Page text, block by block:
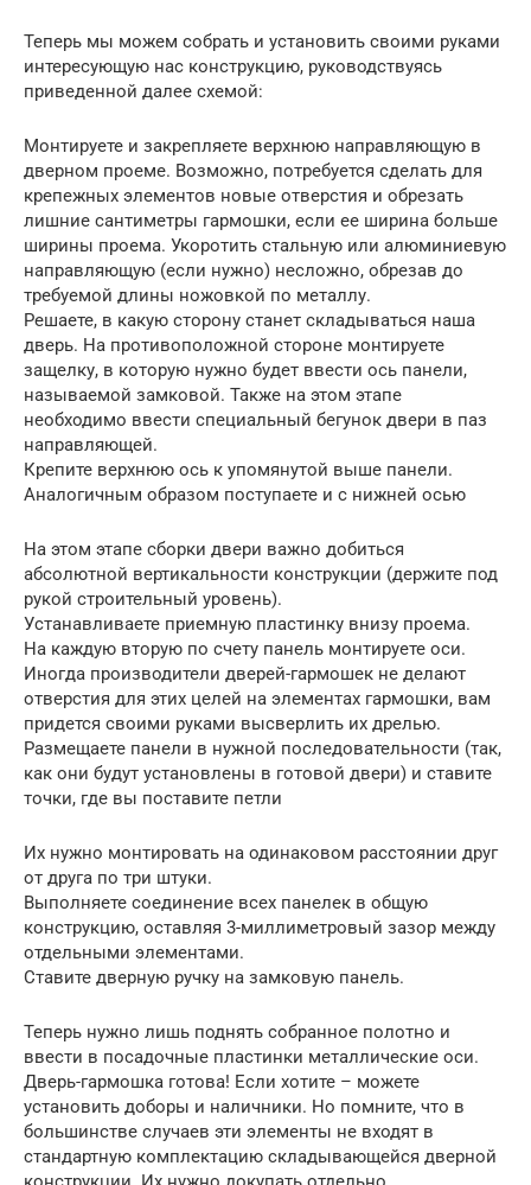
Теперь мы можем собрать и установить своими руками
интересующую нас конструкцию, руководствуясь
приведенной далее схемой:
Монтируете и закрепляете верхнюю направляющую в
дверном проеме. Возможно, потребуется сделать для
крепежных элементов новые отверстия и обрезать
лишние сантиметры гармошки, если ее ширина больше
ширины проема. Укоротить стальную или алюминиевую
направляющую (если нужно) несложно, обрезав до
требуемой длины ножовкой по металлу.
Решаете, в какую сторону станет складываться наша
дверь. На противоположной стороне монтируете
защелку, в которую нужно будет ввести ось панели,
называемой замковой. Также на этом этапе
необходимо ввести специальный бегунок двери в паз
направляющей.
Крепите верхнюю ось к упомянутой выше панели.
Аналогичным образом поступаете и с нижней осью
На этом этапе сборки двери важно добиться
абсолютной вертикальности конструкции (держите под
рукой строительный уровень).
Устанавливаете приемную пластинку внизу проема.
На каждую вторую по счету панель монтируете оси.
Иногда производители дверей-гармошек не делают
отверстия для этих целей на элементах гармошки, вам
придется своими руками высверлить их дрелью.
Размещаете панели в нужной последовательности (так,
как они будут установлены в готовой двери) и ставите
точки, где вы поставите петли
Их нужно монтировать на одинаковом расстоянии друг
от друга по три штуки.
Выполняете соединение всех панелек в общую
конструкцию, оставляя 3-миллиметровый зазор между
отдельными элементами.
Ставите дверную ручку на замковую панель.
Теперь нужно лишь поднять собранное полотно и
ввести в посадочные пластинки металлические оси.
Дверь-гармошка готова! Если хотите – можете
установить доборы и наличники. Но помните, что в
большинстве случаев эти элементы не входят в
стандартную комплектацию складывающейся дверной